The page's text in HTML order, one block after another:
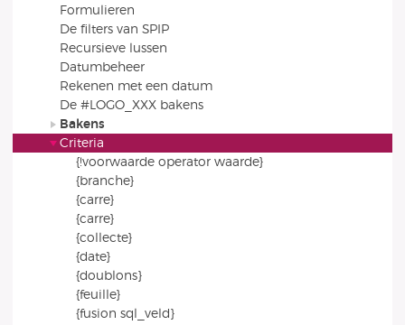
Formulieren
De filters van SPIP
Recursieve lussen
Datumbeheer
Rekenen met een datum
De #LOGO_XXX bakens
Bakens
Criteria
{!voorwaarde operator waarde}
{branche}
{carre}
{carre}
{collecte}
{date}
{doublons}
{feuille}
{fusion sql_veld}